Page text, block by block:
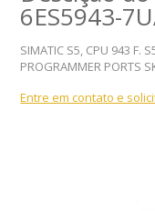
6ES5943-
SIMATIC S5, CPU 943 F.
PROGRAMMER PORTS
Entre em contato e